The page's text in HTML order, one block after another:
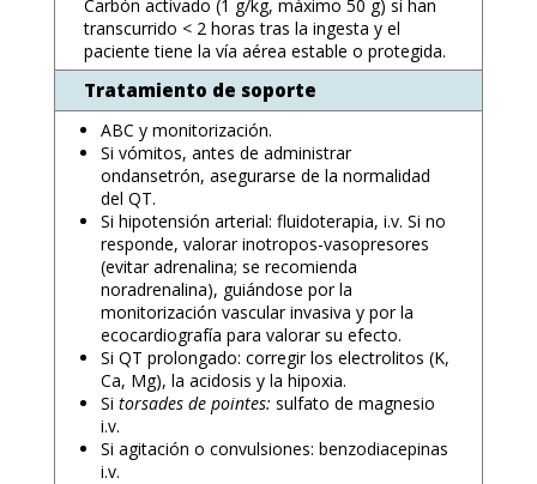
Carbón activado (1 g/kg, máximo 50 g) si han
transcurrido < 2 horas tras la ingesta y el
paciente tiene la vía aérea estable o protegida.
Tratamiento de soporte
ABC y monitorización.
Si vómitos, antes de administrar
ondansetrón, asegurarse de la normalidad
del QT.
Si hipotensión arterial: fluidoterapia, i.v. Si no
responde, valorar inotropos-vasopresores
(evitar adrenalina; se recomienda
noradrenalina), guiándose por la
monitorización vascular invasiva y por la
ecocardiografía para valorar su efecto.
Si QT prolongado: corregir los electrolitos (K,
Ca, Mg), la acidosis y la hipoxia.
Si torsades de pointes: sulfato de magnesio
i.v.
Si agitación o convulsiones: benzodiacepinas
i.v.